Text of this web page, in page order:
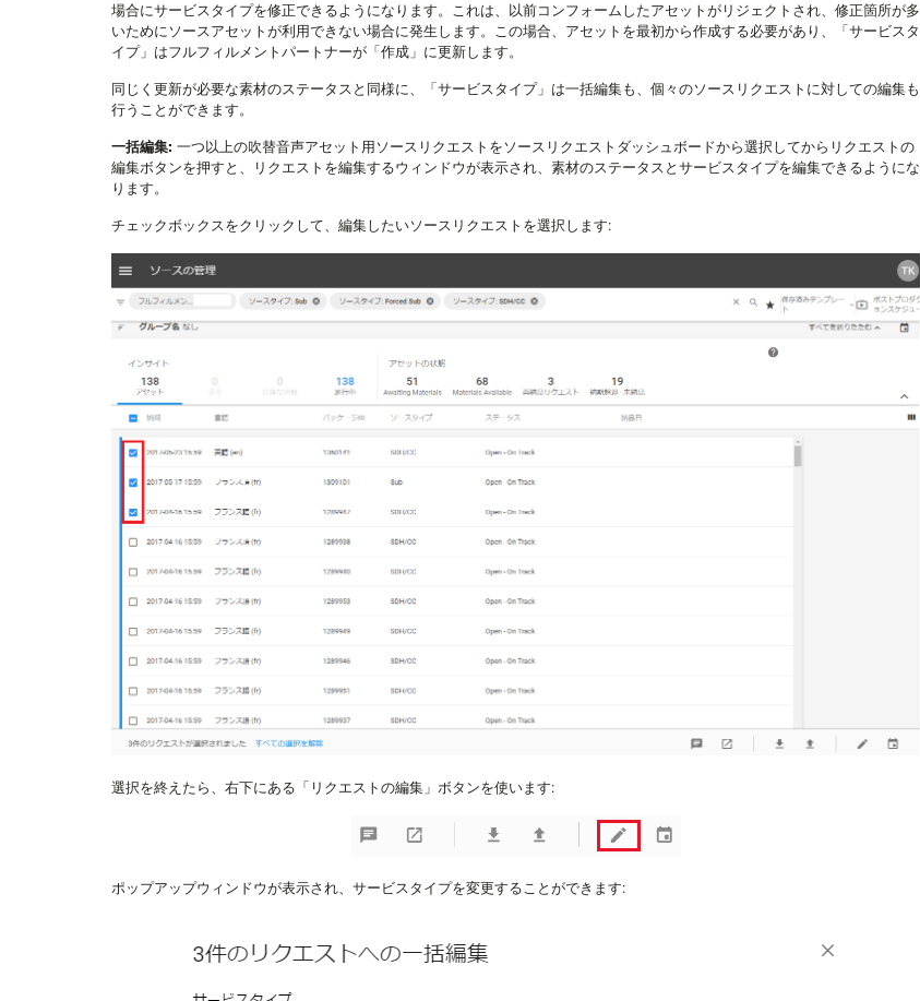
場合にサービスタイプを修正できるようになります。これは、以前コンフォームしたアセットがリジェクトされ、修正箇所が多
いためにソースアセットが利用できない場合に発生します。この場合、アセットを最初から作成する必要があり、「サービスタ
イプ」はフルフィルメントパートナーが「作成」に更新します。
同じく更新が必要な素材のステータスと同様に、「サービスタイプ」は一括編集も、個々のソースリクエストに対しての編集も
行うことができます。
一括編集: 一つ以上の吹替音声アセット用ソースリクエストをソースリクエストダッシュボードから選択してからリクエストの
編集ボタンを押すと、リクエストを編集するウィンドウが表示され、素材のステータスとサービスタイプを編集できるようにな
ります。
チェックボックスをクリックして、編集したいソースリクエストを選択します:
選択を終えたら、右下にある「リクエストの編集」ボタンを使います:
ポップアップウィンドウが表示され、サービスタイプを変更することができます: